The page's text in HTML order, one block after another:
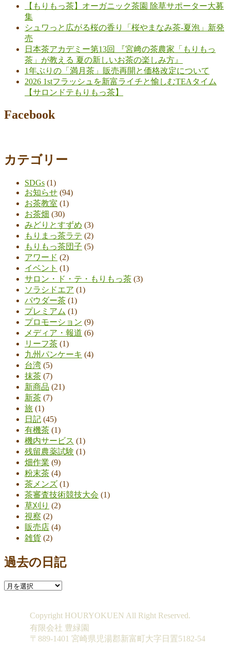
【もりもっ茶】オーガニック茶園 除草サポーター大募
集
シュワっと広がる桜の香り「桜やまなみ茶-夏泡」新発
売
日本茶アカデミー第13回 『宮﨑の茶農家「もりもっ
茶」が教える 夏の新しいお茶の楽しみ方』
1年ぶりの「満月茶」販売再開と価格改定について
2026 1stフラッシュを新富ライチと愉しむTEAタイム
【サロンドテもりもっ茶】
Facebook
カテゴリー
SDGs (1)
お知らせ (94)
お茶教室 (1)
お茶畑 (30)
みどりとすずめ (3)
もりまっ茶ラテ (2)
もりもっ茶団子 (5)
アワード (2)
イベント (1)
サロン・ド・テ・もりもっ茶 (3)
ソラシドエア (1)
パウダー茶 (1)
プレミアム (1)
プロモーション (9)
メディア・報道 (6)
リーフ茶 (1)
九州パンケーキ (4)
台湾 (5)
抹茶 (7)
新商品 (21)
新茶 (7)
旅 (1)
日記 (45)
有機茶 (1)
機内サービス (1)
残留農薬試験 (1)
畑作業 (9)
粉末茶 (4)
茶メンズ (1)
茶審査技術競技大会 (1)
草刈り (2)
視察 (2)
販売店 (4)
雑貨 (2)
過去の日記
過
Copyright HOURYOKUEN All Right Reserved.
有限会社 豊緑園
〒889-1401 宮崎県児湯郡新富町大字日置5182-54